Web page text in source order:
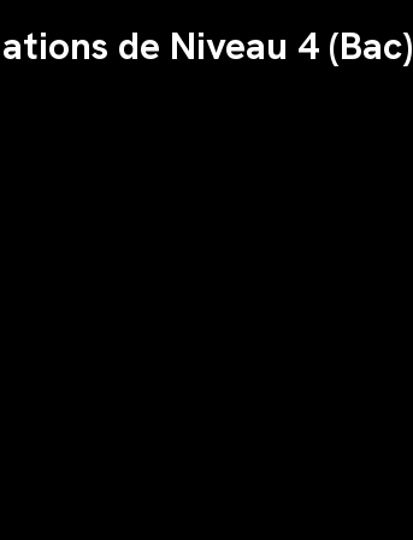
de Niveau 4 (Bac)